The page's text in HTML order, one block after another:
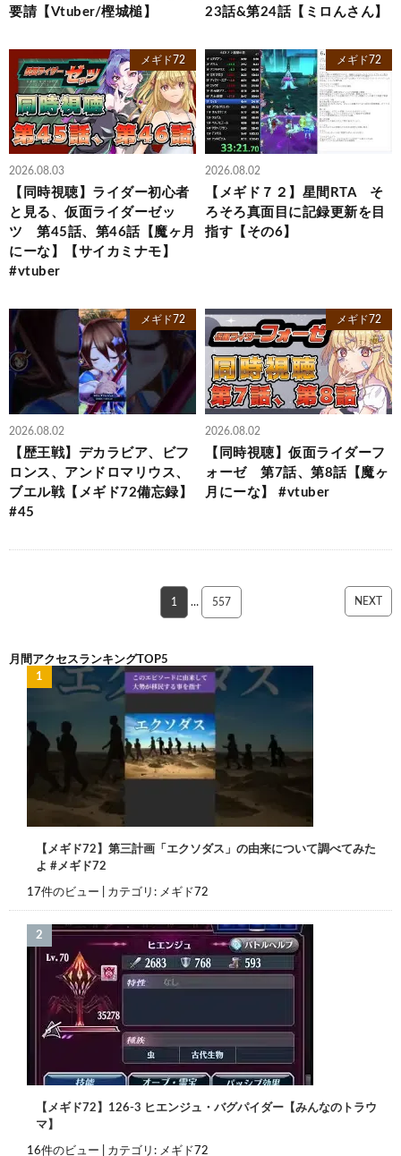
要請【Vtuber/樫城槌】
23話&第24話【ミロんさん】
メギド72
2026.08.03
【同時視聴】ライダー初心者
と見る、仮面ライダーゼッ
ツ 第45話、第46話【魔ヶ月
にーな】【サイカミナモ】
#vtuber
メギド72
2026.08.02
【メギド７２】星間RTA そ
ろそろ真面目に記録更新を目
指す【その6】
メギド72
2026.08.02
【歴王戦】デカラビア、ビフ
ロンス、アンドロマリウス、
ブエル戦【メギド72備忘録】
#45
メギド72
2026.08.02
【同時視聴】仮面ライダーフ
ォーゼ 第7話、第8話【魔ヶ
月にーな】 #vtuber
1 … 557 NEXT
月間アクセスランキングTOP5
【メギド72】第三計画「エクソダス」の由来について調べてみた
よ #メギド72
17件のビュー カテゴリ: メギド72
【メギド72】126-3 ヒエンジュ・バグパイダー【みんなのトラウ
マ】
16件のビュー カテゴリ: メギド72